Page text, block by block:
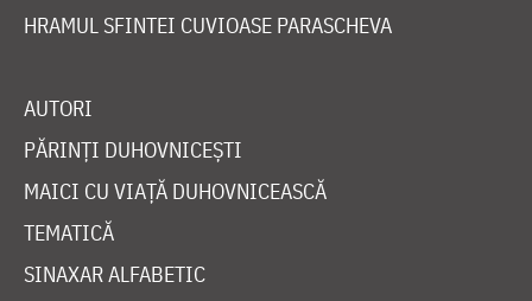
HRAMUL SFINTEI CUVIOASE PARASCHEVA
AUTORI
PĂRINȚI DUHOVNICEȘTI
MAICI CU VIAȚĂ DUHOVNICEASCĂ
TEMATICĂ
SINAXAR ALFABETIC